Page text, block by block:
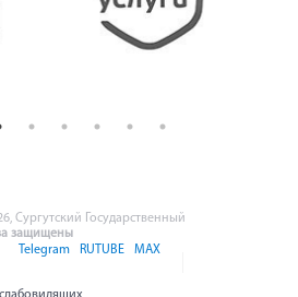
Сургутский Государственный
защищены
Telegram RUTUBE MAX